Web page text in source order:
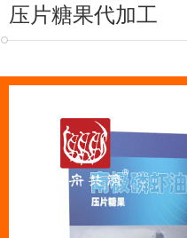
压片糖果代加工